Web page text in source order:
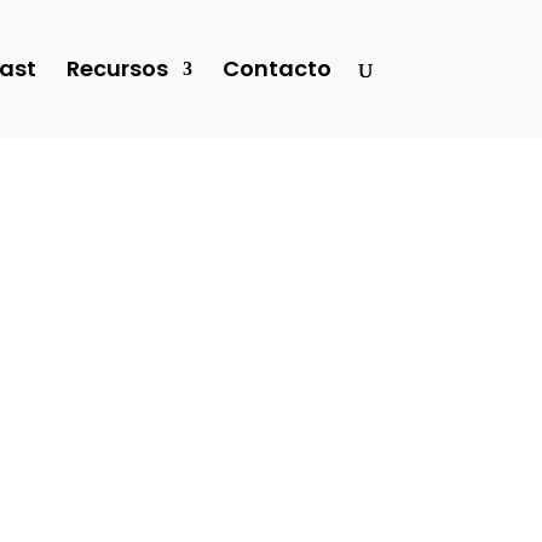
Recursos Contacto